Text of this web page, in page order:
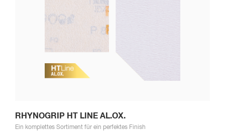
RHYNOGRIP HT LINE AL.OX.
Ein komplettes Sortiment für ein perfektes Finish